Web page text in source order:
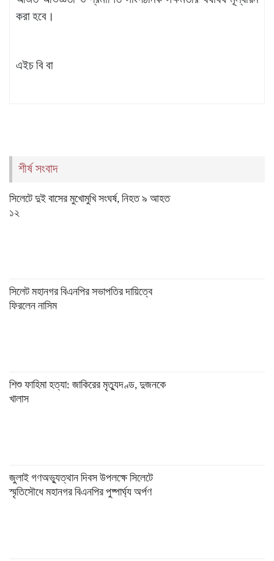
করা হবে।
এইচ বি বা
শীর্ষ সংবাদ
সিলেটে দুই বাসের মুখোমুখি সংঘর্ষ, নিহত ৯ আহত
১২
সিলেট মহানগর বিএনপির সভাপতির দায়িত্বে
ফিরলেন নাসিম
শিশু ফাহিমা হত্যা: জাকিরের মৃত্যুদণ্ড, দুজনকে
খালাস
জুলাই গণঅভ্যুত্থান দিবস উপলক্ষে সিলেটে
স্মৃতিসৌধে মহানগর বিএনপির পুষ্পার্ঘ্য অর্পণ